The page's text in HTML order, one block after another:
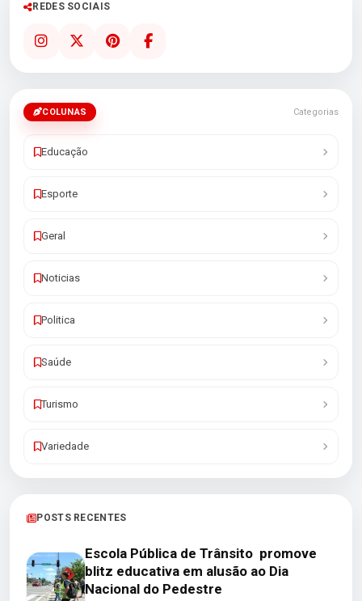
REDES SOCIAIS
COLUNAS Categorias
Educação
Esporte
Geral
Noticias
Politica
Saúde
Turismo
Variedade
POSTS RECENTES
Escola Pública de Trânsito promove
blitz educativa em alusão ao Dia
Nacional do Pedestre